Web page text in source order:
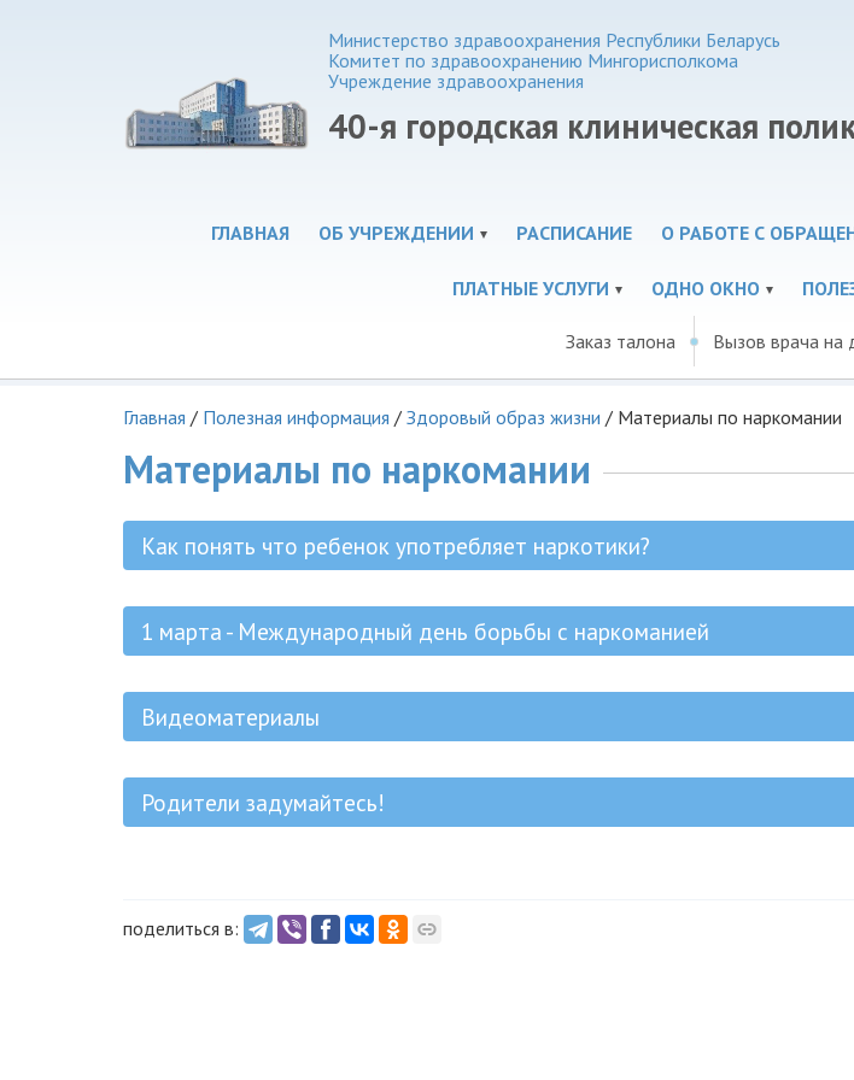
Министерство здравоохранения Республики Беларусь
Комитет по здравоохранению Мингорисполкома
Учреждение здравоохранения
40-я городская клиническая
ГЛАВНАЯ ОБ УЧРЕЖДЕНИИ РАСПИСАНИЕ О РАБОТЕ С
ПЛАТНЫЕ УСЛУГИ ОДНО ОКНО
Заказ талона Вызов врача на
Главная / Полезная информация / Здоровый образ жизни / Материалы по наркомании
Материалы по наркомании
Как понять что ребенок употребляет наркотики?
1 марта - Международный день борьбы с наркоманией
Видеоматериалы
Родители задумайтесь!
поделиться в: